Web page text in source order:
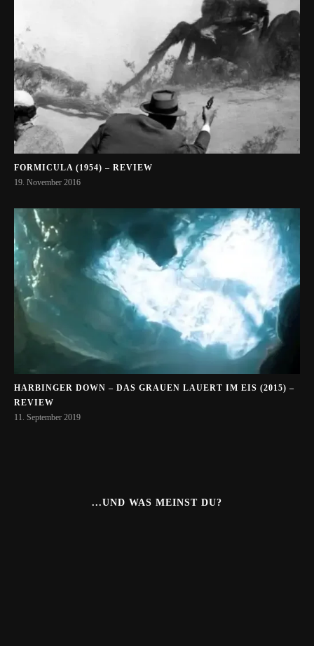
FORMICULA (1954) – REVIEW
19. November 2016
HARBINGER DOWN – DAS GRAUEN LAUERT IM EIS (2015) –
REVIEW
11. September 2019
...UND WAS MEINST DU?